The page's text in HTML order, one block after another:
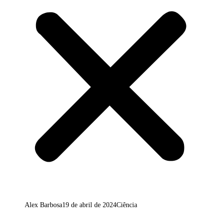
Alex Barbosa19 de abril de 2024Ciência